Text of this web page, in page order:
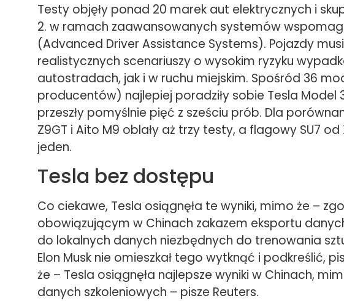
Testy objęły ponad 20 marek aut elektrycznych i
2. w ramach zaawansowanych systemów
(Advanced Driver Assistance Systems). Pojazdy
realistycznych scenariuszy o wysokim ryzyku
autostradach, jak i w ruchu miejskim. Spośród 36
producentów) najlepiej poradziły sobie Tesla Model
przeszły pomyślnie pięć z sześciu prób. Dla
Z9GT i Aito M9 oblały aż trzy testy, a flagowy SU7 od
jeden.
Tesla bez dostępu
Co ciekawe, Tesla osiągnęła te wyniki, mimo że –
obowiązującym w Chinach zakazem eksportu
do lokalnych danych niezbędnych do trenowania
Elon Musk nie omieszkał tego wytknąć i podkreślić,
że – Tesla osiągnęła najlepsze wyniki w Chinach,
danych szkoleniowych – pisze Reuters.